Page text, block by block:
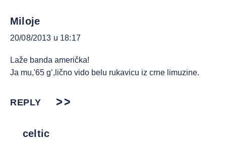
Miloje
20/08/2013 u 18:17
Laže banda američka!
Ja mu,'65 g’,lično vido belu rukavicu iz crne limuzine.
REPLY
celtic